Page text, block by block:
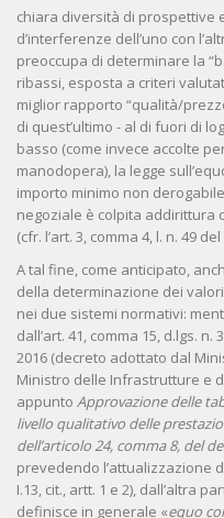
chiara diversità di prospettive
d’interferenze dell’uno con
preoccupa di determinare la
ribassi, esposta a criteri
miglior rapporto “qualità/
di quest’ultimo - al di fuori di
basso (come invece accolte
manodopera), la legge
importo minimo non
negoziale è colpita addirittura
(cfr. l’art. 3, comma 4, l. n. 49 del
A tal fine, come anticipato,
della determinazione dei
nei due sistemi normativi:
dall’art. 41, comma 15, d.lgs.
2016 (decreto adottato dal
Ministro delle Infrastrutture e
appunto Approvazione delle
livello qualitativo delle
dell’articolo 24, comma 8, del
prevedendo l’attualizzazione
I.13, cit., artt. 1 e 2), dall’altra
definisce in generale «equo